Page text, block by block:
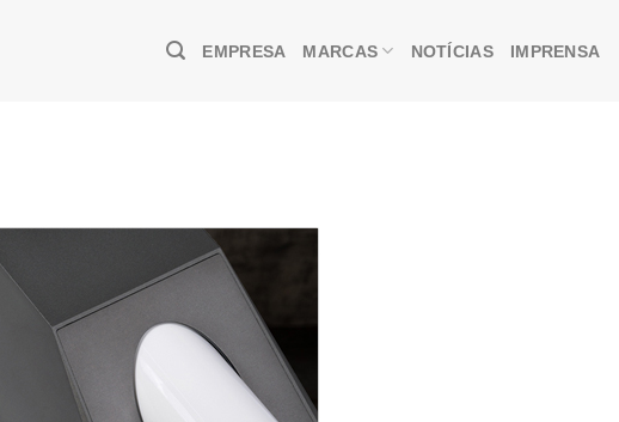
EMPRESA MARCAS NOTÍCIAS IMPRENSA